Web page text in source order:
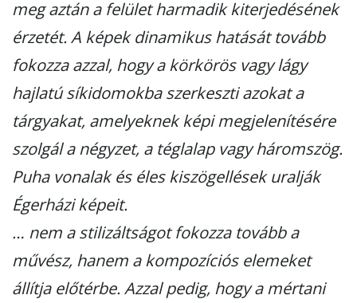
meg aztán a felület harmadik kiterjedésének
érzetét. A képek dinamikus hatását tovább
fokozza azzal, hogy a körkörös vagy lágy
hajlatú síkidomokba szerkeszti azokat a
tárgyakat, amelyeknek képi megjelenítésére
szolgál a négyzet, a téglalap vagy háromszög.
Puha vonalak és éles kiszögellések uralják
Égerházi képeit.
… nem a stilizáltságot fokozza tovább a
művész, hanem a kompozíciós elemeket
állítja előtérbe. Azzal pedig, hogy a mértani